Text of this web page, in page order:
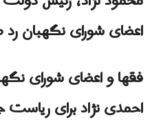
اعضای شورای نگهبان
احمدی نژاد برای ریاست